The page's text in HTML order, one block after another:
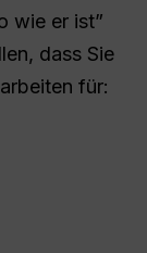
wie er ist”
dass Sie
für: